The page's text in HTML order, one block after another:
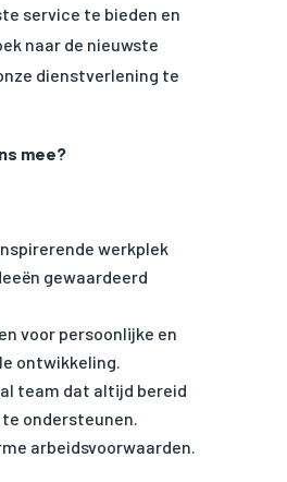
service te bieden en
naar de nieuwste
dienstverlening te
mee?
werkplek
gewaardeerd
voor persoonlijke en
ontwikkeling.
team dat altijd bereid
te ondersteunen.
arbeidsvoorwaarden.